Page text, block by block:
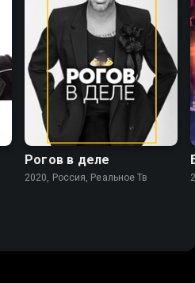
8.3
Рогов в деле
2020, Россия, Реальное Тв